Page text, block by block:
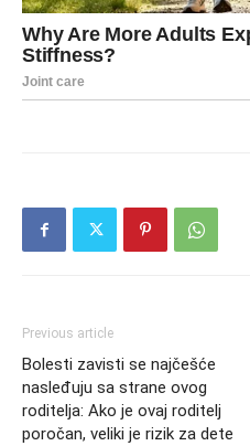
Previous article
Bolesti zavisti se najčešće
nasleđuju sa strane ovog
roditelja: Ako je ovaj roditelj
poročan, veliki je rizik za dete